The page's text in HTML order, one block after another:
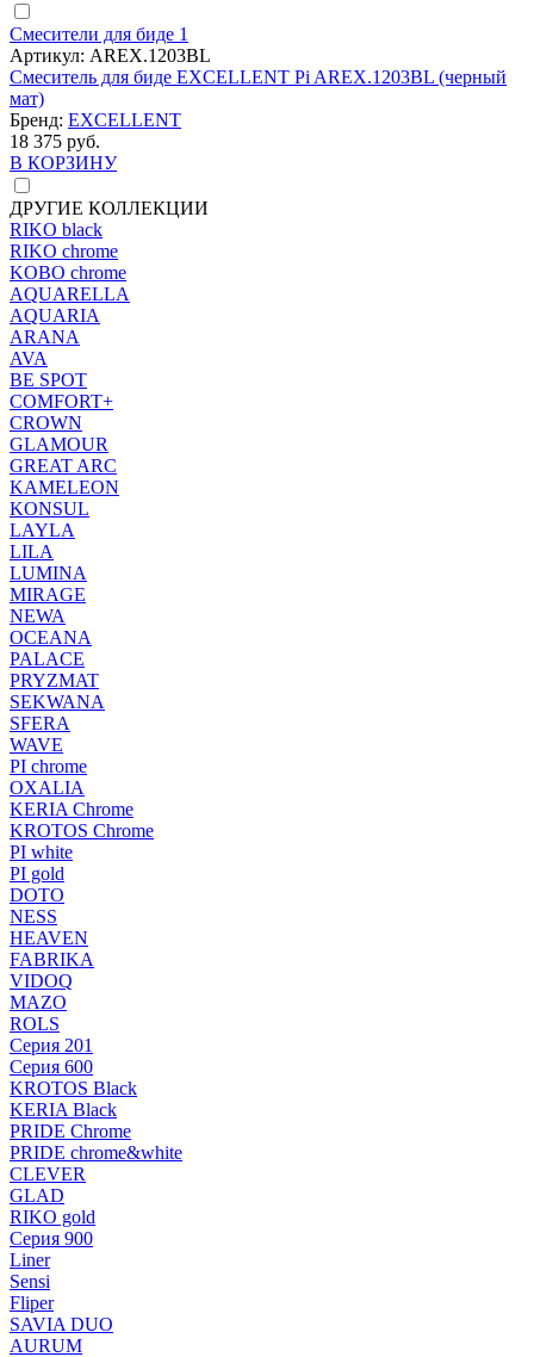
Смесители для биде 1
Артикул: AREX.1203BL
Смеситель для биде EXCELLENT Pi AREX.1203BL (черный
мат)
Бренд: EXCELLENT
18 375 руб.
В КОРЗИНУ
ДРУГИЕ КОЛЛЕКЦИИ
RIKO black
RIKO chrome
KOBO chrome
AQUARELLA
AQUARIA
ARANA
AVA
BE SPOT
COMFORT+
CROWN
GLAMOUR
GREAT ARC
KAMELEON
KONSUL
LAYLA
LILA
LUMINA
MIRAGE
NEWA
OCEANA
PALACE
PRYZMAT
SEKWANA
SFERA
WAVE
PI chrome
OXALIA
KERIA Chrome
KROTOS Chrome
PI white
PI gold
DOTO
NESS
HEAVEN
FABRIKA
VIDOQ
MAZO
ROLS
Серия 201
Серия 600
KROTOS Black
KERIA Black
PRIDE Chrome
PRIDE chrome&white
CLEVER
GLAD
RIKO gold
Серия 900
Liner
Sensi
Fliper
SAVIA DUO
AURUM